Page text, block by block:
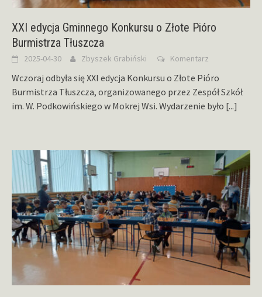
XXI edycja Gminnego Konkursu o Złote Pióro
Burmistrza Tłuszcza
2025-04-30 Zbyszek Grabiński Komentarz
Wczoraj odbyła się XXI edycja Konkursu o Złote Pióro
Burmistrza Tłuszcza, organizowanego przez Zespół Szkół
im. W. Podkowińskiego w Mokrej Wsi. Wydarzenie było [...]